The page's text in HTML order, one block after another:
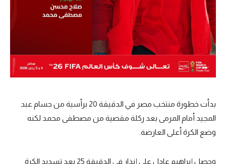
بدأت خطورة منتخب مصر في الدقيقة 20 برأسية من حسام عبد
المجيد أمام المرمى بعد ركلة مقصية من مصطفى محمد لكنه
وضع الكرة أعلى العارضة.
وحصل إبراهيم عادل على إنذار في الدقيقة 25 بعد تسديد الكرة